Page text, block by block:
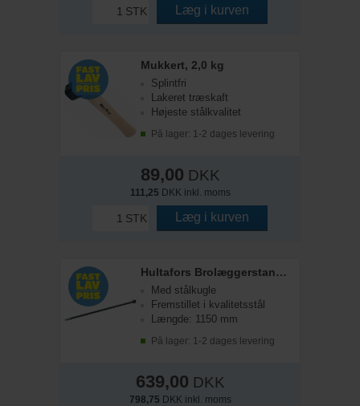
STK Læg i kurven
Mukkert, 2,0 kg
Splintfri
Lakeret træskaft
Højeste stålkvalitet
På lager: 1-2 dages levering
89,00 DKK
111,25 DKK inkl. moms
STK Læg i kurven
Hultafors Brolæggerstang BLS, 1150 mm
Med stålkugle
Fremstillet i kvalitetsstål
Længde: 1150 mm
På lager: 1-2 dages levering
639,00 DKK
798,75 DKK inkl. moms